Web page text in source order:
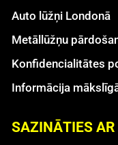
Auto lūžņi Londonā
Metāllūžņu
Konfidencialitātes
Informācija
SAZINĀTIES AR